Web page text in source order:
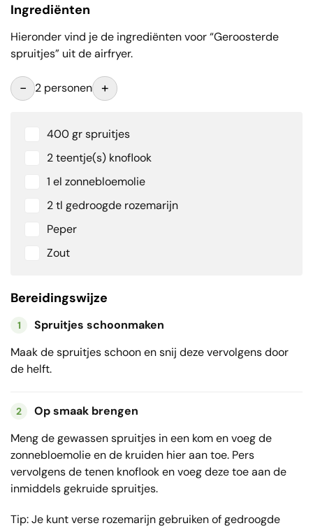
Ingrediënten
Hieronder vind je de ingrediënten voor “Geroosterde
spruitjes” uit de airfryer.
- 2 personen +
400 gr spruitjes
2 teentje(s) knoflook
1 el zonnebloemolie
2 tl gedroogde rozemarijn
Peper
Zout
Bereidingswijze
1
Spruitjes schoonmaken
Maak de spruitjes schoon en snij deze vervolgens door
de helft.
2
Op smaak brengen
Meng de gewassen spruitjes in een kom en voeg de
zonnebloemolie en de kruiden hier aan toe. Pers
vervolgens de tenen knoflook en voeg deze toe aan de
inmiddels gekruide spruitjes.
Tip: Je kunt verse rozemarijn gebruiken of gedroogde